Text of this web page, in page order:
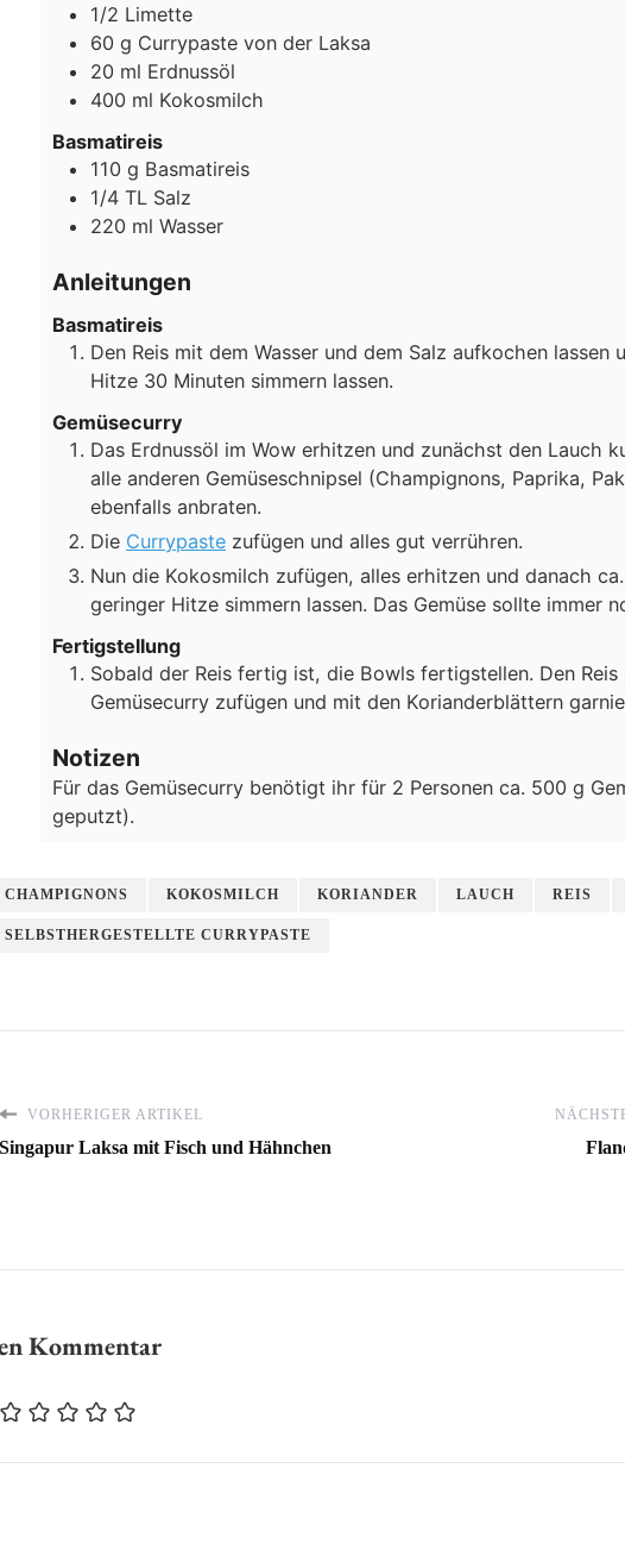
1/2 Limette
60 g Currypaste von der Laksa
20 ml Erdnussöl
400 ml Kokosmilch
Basmatireis
110 g Basmatireis
1/4 TL Salz
220 ml Wasser
Anleitungen
Basmatireis
Den Reis mit dem Wasser und dem Salz aufkochen lassen
Hitze 30 Minuten simmern lassen.
Gemüsecurry
Das Erdnussöl im Wow erhitzen und zunächst den Lauch
alle anderen Gemüseschnipsel (Champignons, Paprika,
ebenfalls anbraten.
Die Currypaste zufügen und alles gut verrühren.
Nun die Kokosmilch zufügen, alles erhitzen und danach
geringer Hitze simmern lassen. Das Gemüse sollte immer
Fertigstellung
Sobald der Reis fertig ist, die Bowls fertigstellen. Den
Gemüsecurry zufügen und mit den Korianderblättern
Notizen
Für das Gemüsecurry benötigt ihr für 2 Personen ca. 500 g
geputzt).
CHAMPIGNONS KOKOSMILCH KORIANDER LAUCH REIS
SELBSTHERGESTELLTE CURRYPASTE
VORHERIGER ARTIKEL
Singapur Laksa mit Fisch und Hähnchen
Kommentar